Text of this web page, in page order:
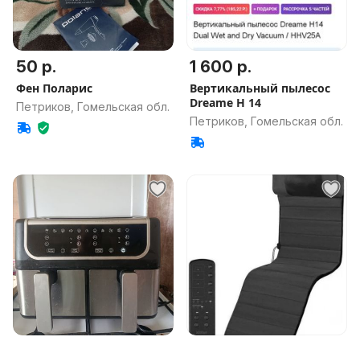
50 р.
Фен Поларис
Петриков, Гомельская обл.
1 600 р.
Вертикальный пылесос
Dreame H 14
Петриков, Гомельская обл.